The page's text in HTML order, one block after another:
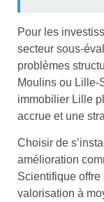
Pour les
secteur sous-
problèmes
Moulins ou Lille-
immobilier Lille
accrue et une
Choisir de
amélioration
Scientifique
valorisation à